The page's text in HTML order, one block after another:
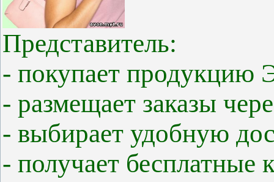
Представитель:
- покупает продукцию
- размещает заказы
- выбирает удобную
- получает бесплатные